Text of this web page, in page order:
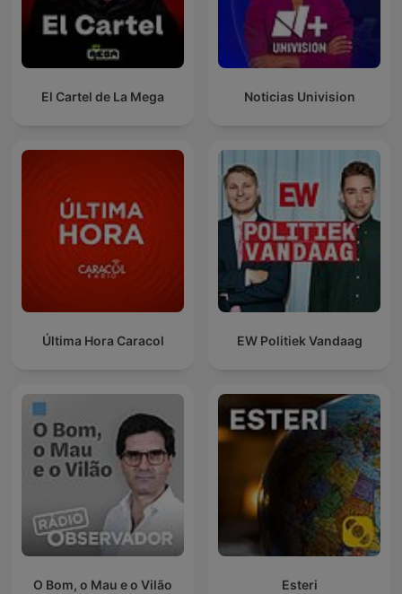
El Cartel de La Mega Noticias Univision
Última Hora Caracol EW Politiek Vandaag
O Bom, o Mau e o Vilão Esteri